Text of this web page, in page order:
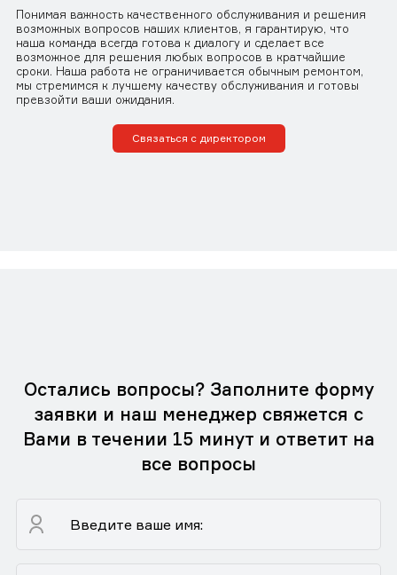
Понимая важность качественного обслуживания и решения
возможных вопросов наших клиентов, я гарантирую, что
наша команда всегда готова к диалогу и сделает все
возможное для решения любых вопросов в кратчайшие
сроки. Наша работа не ограничивается обычным ремонтом,
мы стремимся к лучшему качеству обслуживания и готовы
превзойти ваши ожидания.
Связаться с директором
Остались вопросы? Заполните форму
заявки и наш менеджер свяжется с
Вами в течении 15 минут и ответит на
все вопросы